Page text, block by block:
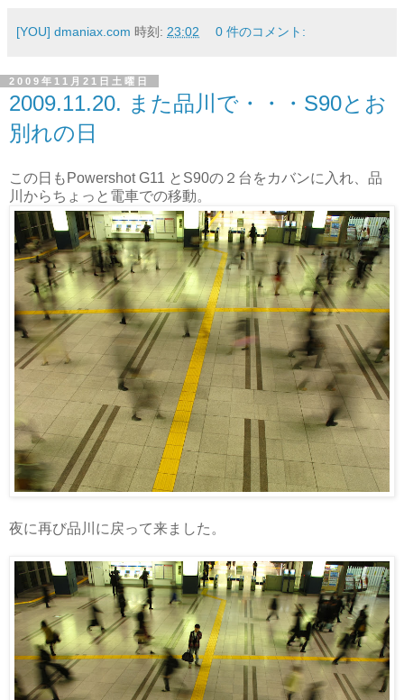
[YOU] dmaniax.com 時刻: 23:02 0 件のコメント:
2009年11月21日土曜日
2009.11.20. また品川で・・・S90とお
別れの日
この日もPowershot G11 とS90の２台をカバンに入れ、品
川からちょっと電車での移動。
夜に再び品川に戻って来ました。